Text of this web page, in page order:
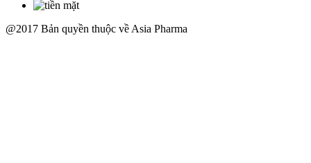
@2017 Bản quyền thuộc về Asia Pharma